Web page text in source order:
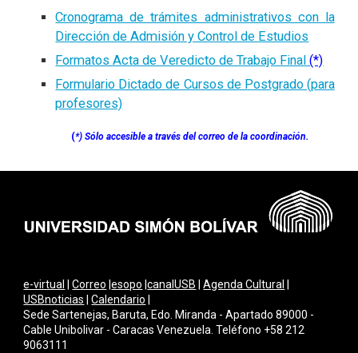
Cronograma de trámites administrativos con la
Dirección de Admisión y Control de Estudios
Formatos Acta de Veredicto de Trabajo Final(*)
Formulario Dictado de Cursos de Postgrado (para
profesores)
(*) Sólo accesible a través del correo de la coordinación.
e-virtual |Correo |esopo |canalUSB |Agenda Cultural
USBnoticias |Calendario
Sede Sartenejas, Baruta, Edo. Miranda - Apartado 89000 -
Cable Unibolivar - Caracas Venezuela. Teléfono +58 212
9063111